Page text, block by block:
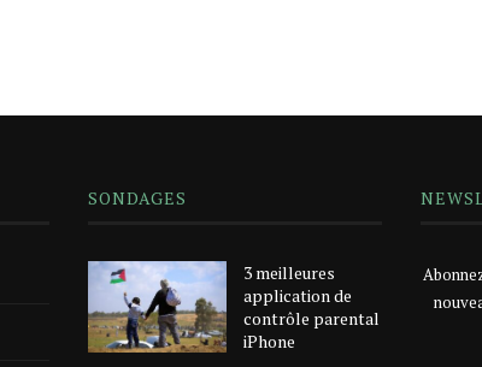
SONDAGES
3 meilleures
application de
contrôle parental
iPhone